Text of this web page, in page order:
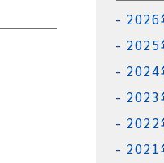
2026
2025
2024
2023
2022
2021